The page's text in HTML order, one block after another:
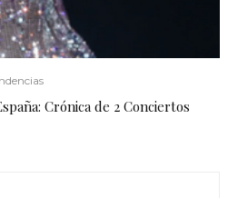
Crónica de 2 Conciertos